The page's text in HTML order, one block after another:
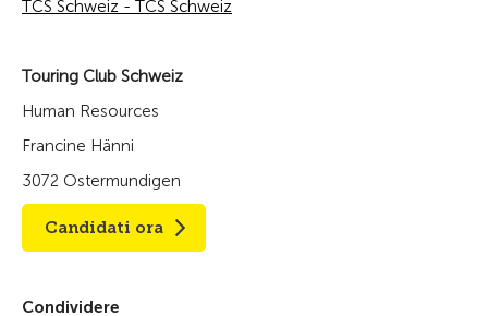
TCS Schweiz - TCS Schweiz
Touring Club Schweiz
Human Resources
Francine Hänni
3072 Ostermundigen
Candidati ora
Condividere